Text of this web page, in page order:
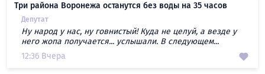
Три района Воронежа останутся без воды на 35 часов
Депутат
Ну народ у нас, ну говнистый! Куда не целуй, а везде у
него жопа получается... услышали. В следующем...
12:36 Вчера